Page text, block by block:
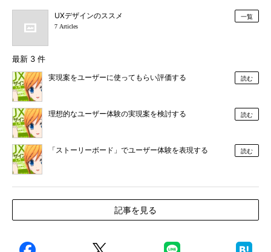
UXデザインのススメ
7 Articles
一覧
最新 3 件
実現案をユーザーに使ってもらい評価する 読む
理想的なユーザー体験の実現案を検討する 読む
「ストーリーボード」でユーザー体験を表現する 読む
記事を見る